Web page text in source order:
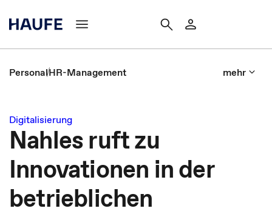
PersonalHR-Management mehr
Digitalisierung
Nahles ruft zu
Innovationen in der
betrieblichen